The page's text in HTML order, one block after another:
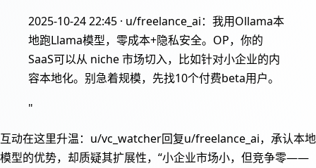
2025-10-24 22:45 · u/freelance_ai：我用Ollama本
地跑Llama模型，零成本+隐私安全。OP，你的
SaaS可以从 niche 市场切入，比如针对小企业的内
容本地化。别急着规模，先找10个付费beta用户。
"
互动在这里升温：u/vc_watcher回复u/freelance_ai，承认本地
模型的优势，却质疑其扩展性，“小企业市场小，但竞争零——